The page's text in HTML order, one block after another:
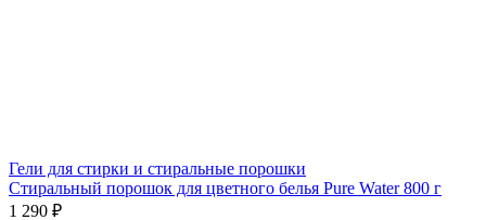
Гели для стирки и стиральные порошки
Стиральный порошок для цветного белья Pure Water 800 г
1 290 ₽